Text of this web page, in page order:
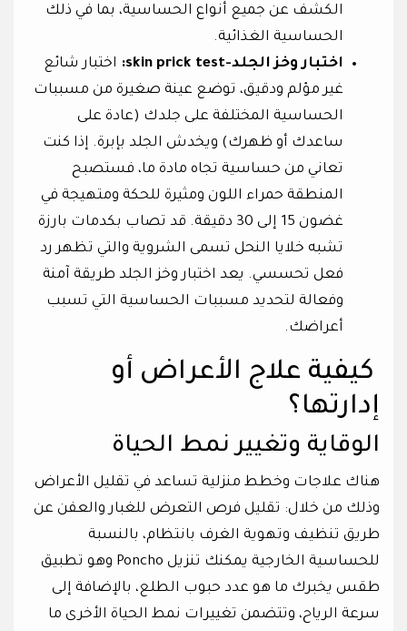
الكشف عن جميع أنواع الحساسية، بما في ذلك
الحساسية الغذائية.
اختبار وخز الجلد-skin prick test:
اختبار شائع
غير مؤلم ودقيق، توضع عينة صغيرة من مسببات
الحساسية المختلفة على جلدك (عادة على
ساعدك أو ظهرك) ويخدش الجلد بإبرة. إذا كنت
تعاني من حساسية تجاه مادة ما، فستصبح
المنطقة حمراء اللون ومثيرة للحكة ومتهيجة في
غضون 15 إلى 30 دقيقة. قد تصاب بكدمات بارزة
تشبه خلايا النحل تسمى الشروية والتي تظهر رد
فعل تحسسي. يعد اختبار وخز الجلد طريقة آمنة
وفعالة لتحديد مسببات الحساسية التي تسبب
أعراضك.
كيفية علاج الأعراض أو
إدارتها؟
الوقاية وتغيير نمط الحياة
هناك علاجات وخطط منزلية تساعد في تقليل الأعراض
وذلك من خلال: تقليل فرص التعرض للغبار والعفن عن
طريق تنظيف وتهوية الغرف بانتظام، بالنسبة
للحساسية الخارجية يمكنك تنزيل Poncho وهو تطبيق
طقس يخبرك ما هو عدد حبوب الطلع، بالإضافة إلى
سرعة الرياح، وتتضمن تغييرات نمط الحياة الأخرى ما